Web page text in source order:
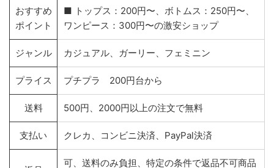
おすすめ
ポイント
■ トップス：200円〜、ボトムス：250円〜、
ワンピース：300円〜の激安ショップ
ジャンル カジュアル、ガーリー、フェミニン
プライス プチプラ 200円台から
送料 500円、2000円以上の注文で無料
支払い クレカ、コンビニ決済、PayPal決済
可、送料のみ負担、特定の条件で返品不可商品